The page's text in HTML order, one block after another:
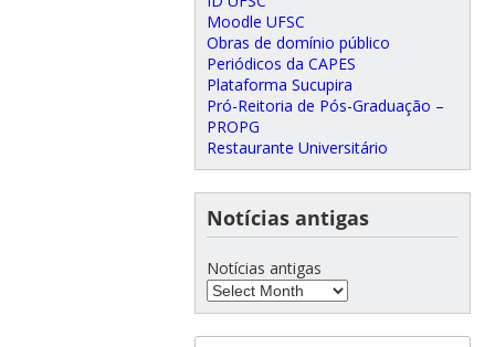
Moodle UFSC
Obras de domínio público
Periódicos da CAPES
Plataforma Sucupira
Pró-Reitoria de Pós-Graduação –
PROPG
Restaurante Universitário
Notícias antigas
Notícias antigas